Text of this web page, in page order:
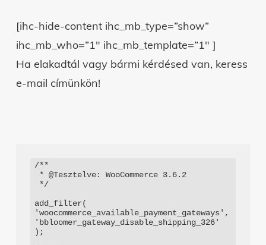
[ihc-hide-content ihc_mb_type=”show”
ihc_mb_who=”1″ ihc_mb_template=”1″ ]
Ha elakadtál vagy bármi kérdésed van, keress
e-mail címünkön!
/**
add_filter(
'woocommerce_available_payment_gateways',
'bbloomer_gateway_disable_shipping_326'
);